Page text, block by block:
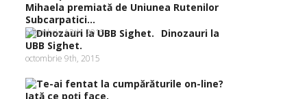
Mihaela premiată de Uniunea Rutenilor
Subcarpatici...
octombrie 13th, 2015
Dinozauri la
UBB Sighet.
octombrie 9th, 2015